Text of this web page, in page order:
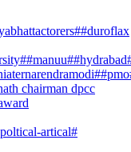
chairman dpcc
artical#